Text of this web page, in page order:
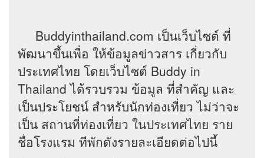
Buddyinthailand.com เป็นเว็บไซต์ ที่
พัฒนาขึ้นเพื่อ ให้ข้อมูลข่าวสาร เกี่ยวกับ
ประเทศไทย โดยเว็บไซต์ Buddy in
Thailand ได้รวบรวม ข้อมูล ที่สำคัญ และ
เป็นประโยชน์ สำหรับนักท่องเที่ยว ไม่ว่าจะ
เป็น สถานที่ท่องเที่ยว ในประเทศไทย ราย
ชื่อโรงแรม ทีพักดังรายละเอียดต่อไปนี้